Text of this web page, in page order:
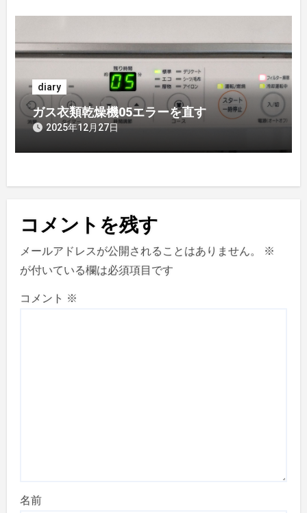
diary
ガス衣類乾燥機05エラーを直す
2025年12月27日
コメントを残す
メールアドレスが公開されることはありません。
※
が付いている欄は必須項目です
コメント ※
名前